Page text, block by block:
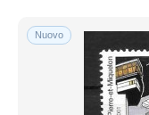
Nuovo